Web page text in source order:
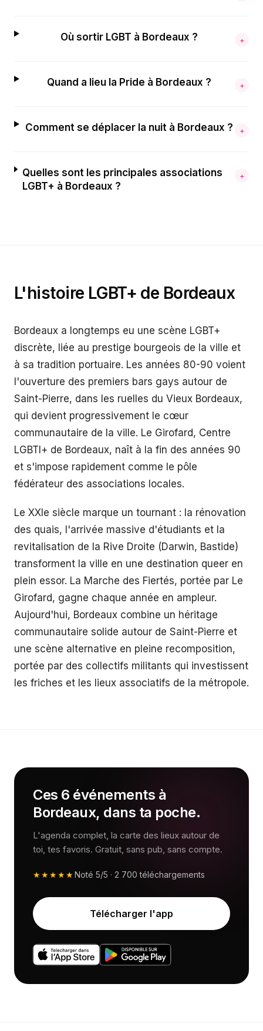
Où sortir LGBT à Bordeaux ? +
Quand a lieu la Pride à Bordeaux ? +
Comment se déplacer la nuit à Bordeaux ? +
Quelles sont les principales associations
LGBT+ à Bordeaux ?
+
L'histoire LGBT+ de Bordeaux
Bordeaux a longtemps eu une scène LGBT+
discrète, liée au prestige bourgeois de la ville et
à sa tradition portuaire. Les années 80-90 voient
l'ouverture des premiers bars gays autour de
Saint-Pierre, dans les ruelles du Vieux Bordeaux,
qui devient progressivement le cœur
communautaire de la ville. Le Girofard, Centre
LGBTI+ de Bordeaux, naît à la fin des années 90
et s'impose rapidement comme le pôle
fédérateur des associations locales.
Le XXIe siècle marque un tournant : la rénovation
des quais, l'arrivée massive d'étudiants et la
revitalisation de la Rive Droite (Darwin, Bastide)
transforment la ville en une destination queer en
plein essor. La Marche des Fiertés, portée par Le
Girofard, gagne chaque année en ampleur.
Aujourd'hui, Bordeaux combine un héritage
communautaire solide autour de Saint-Pierre et
une scène alternative en pleine recomposition,
portée par des collectifs militants qui investissent
les friches et les lieux associatifs de la métropole.
Ces 6 événements à
Bordeaux, dans ta poche.
L'agenda complet, la carte des lieux autour de
toi, tes favoris. Gratuit, sans pub, sans compte.
★★★★★Noté 5/5 · 2 700 téléchargements
Télécharger l'app